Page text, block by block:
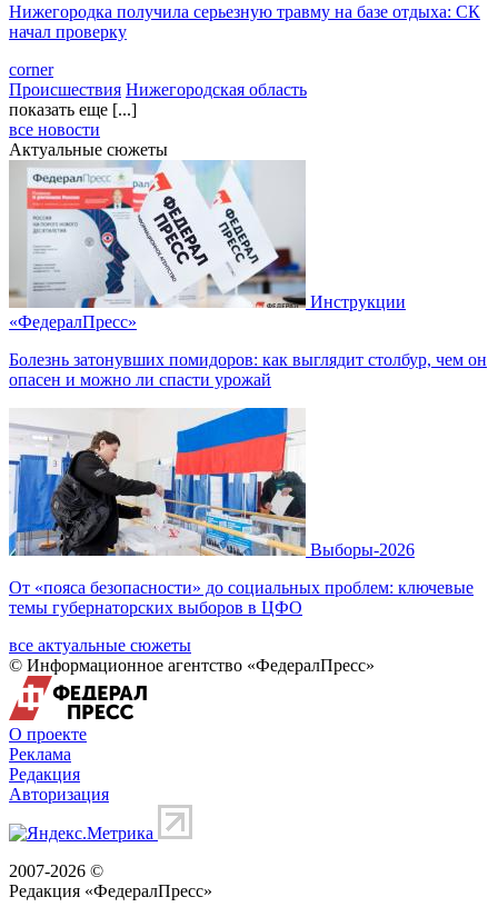
Нижегородка получила серьезную травму на базе отдыха: СК
начал проверку
corner
Происшествия Нижегородская область
показать еще [...]
все новости
Актуальные сюжеты
Инструкции
«ФедералПресс»
Болезнь затонувших помидоров: как выглядит столбур, чем он
опасен и можно ли спасти урожай
Выборы-2026
От «пояса безопасности» до социальных проблем: ключевые
темы губернаторских выборов в ЦФО
все актуальные сюжеты
© Информационное агентство «ФедералПресс»
О проекте
Реклама
Редакция
Авторизация
2007-2026 ©
Редакция «ФедералПресс»